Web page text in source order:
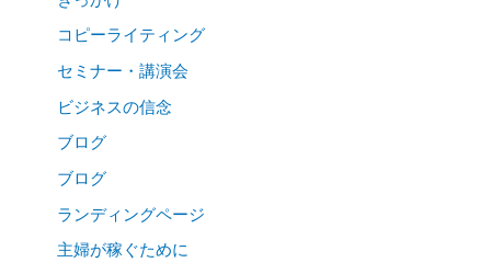
コピーライティング
セミナー・講演会
ビジネスの信念
ブログ
ブログ
ランディングページ
主婦が稼ぐために